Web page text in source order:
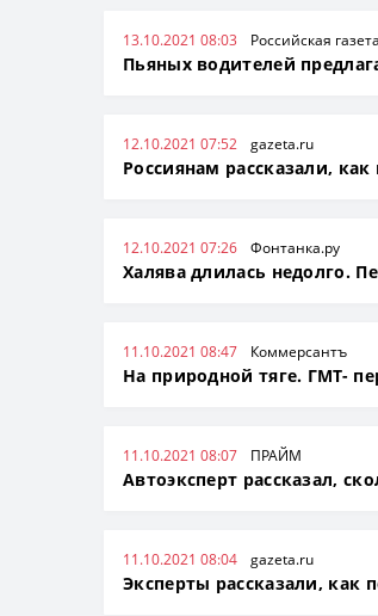
13.10.2021 08:03 Российская газета
Пьяных водителей
12.10.2021 07:52 gazeta.ru
Россиянам рассказали,
12.10.2021 07:26 Фонтанка.ру
Халява длилась недолго.
11.10.2021 08:47 Коммерсантъ
На природной тяге. ГМТ-
11.10.2021 08:07 ПРАЙМ
Автоэксперт рассказал,
11.10.2021 08:04 gazeta.ru
Эксперты рассказали, как